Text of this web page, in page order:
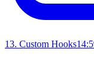
13. Custom Hooks